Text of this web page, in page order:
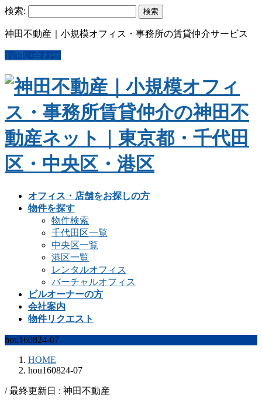
検索:
神田不動産｜小規模オフィス・事務所の賃貸仲介サービス
お問い合わせ
オフィス・店舗をお探しの方
物件を探す
物件検索
千代田区一覧
中央区一覧
港区一覧
レンタルオフィス
バーチャルオフィス
ビルオーナーの方
会社案内
物件リクエスト
hou160824-07
HOME
hou160824-07
/ 最終更新日 : 神田不動産